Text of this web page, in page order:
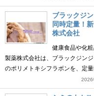
ブラックジ
同時定量！
株式会社
健康食品や化
製薬株式会社は、ブラックジン
のポリメトキシフラボンを、定
2026